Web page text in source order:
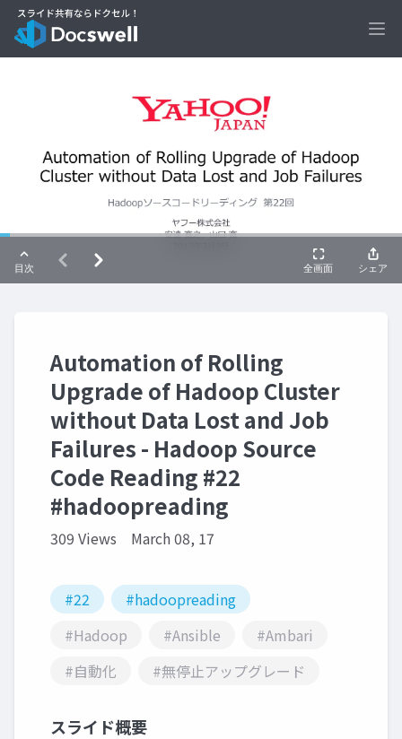
Automation of Rolling
Upgrade of Hadoop Cluster
without Data Lost and Job
Failures - Hadoop Source
Code Reading #22
#hadoopreading
309 Views March 08, 17
#22
#hadoopreading
#Hadoop
#Ansible
#Ambari
#自動化
#無停止アップグレード
スライド概要